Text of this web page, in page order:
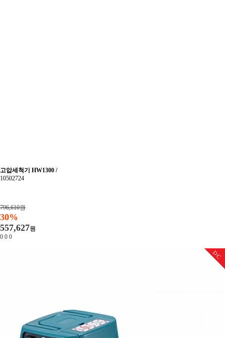
고압세척기 HW1300 /
10502724
796,610원
30%
557,627원
0 0 0
DC